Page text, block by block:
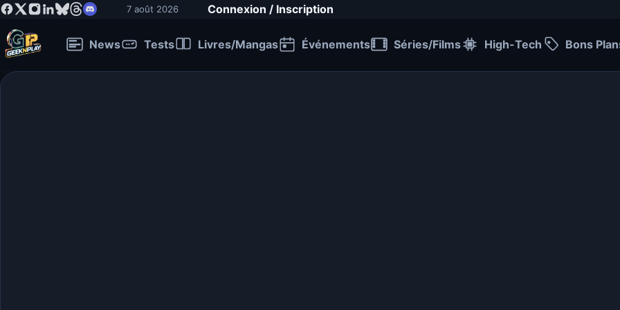
7 août 2026 Connexion / Inscription
News Tests Livres/Mangas Événements Séries/Films High-Tech Bons